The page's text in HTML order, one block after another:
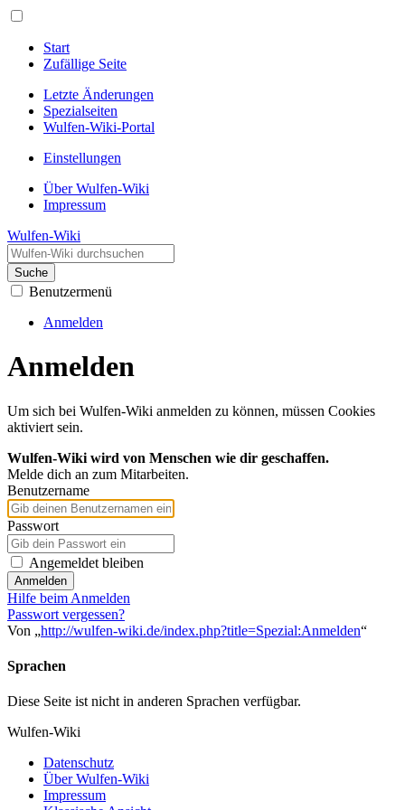
Start
Zufällige Seite
Letzte Änderungen
Spezialseiten
Wulfen-Wiki-Portal
Einstellungen
Über Wulfen-Wiki
Impressum
Wulfen-Wiki
Suche
Benutzermenü
Anmelden
Anmelden
Um sich bei Wulfen-Wiki anmelden zu können, müssen Cookies
aktiviert sein.
Wulfen-Wiki wird von Menschen wie dir geschaffen.
Melde dich an zum Mitarbeiten.
Benutzername
Passwort
Angemeldet bleiben
Anmelden
Hilfe beim Anmelden
Passwort vergessen?
Von „http://wulfen-wiki.de/index.php?title=Spezial:Anmelden“
Sprachen
Diese Seite ist nicht in anderen Sprachen verfügbar.
Wulfen-Wiki
Datenschutz
Über Wulfen-Wiki
Impressum